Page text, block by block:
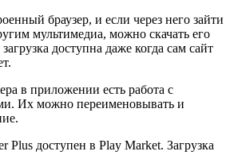
браузер, и если через него зайти
мультимедиа, можно скачать его
доступна даже когда сам сайт
в приложении есть работа с
Их можно переименовывать и
Plus доступен в Play Market. Загрузка